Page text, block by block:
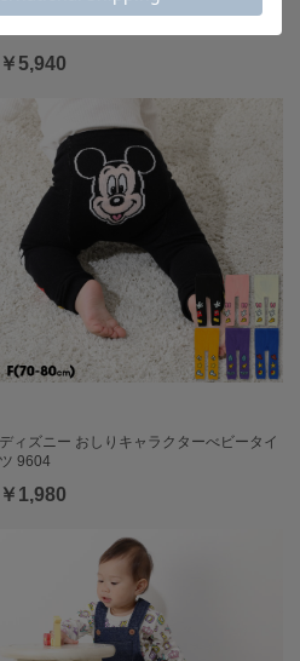
ベビー3点セット 0136B
￥5,940
ディズニー おしりキャラクターべビータイ
ツ 9604
￥1,980